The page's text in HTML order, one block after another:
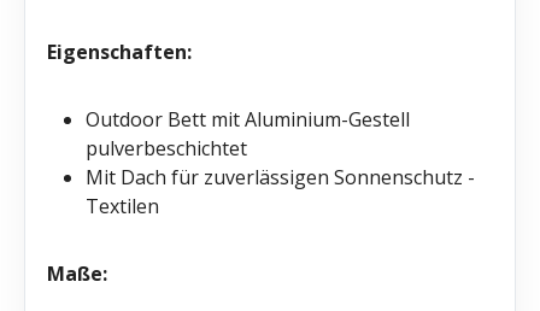
Eigenschaften:
Outdoor Bett mit Aluminium-Gestell
pulverbeschichtet
Mit Dach für zuverlässigen Sonnenschutz -
Textilen
Maße: